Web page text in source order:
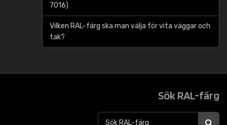
7016)
Vilken RAL-färg ska man välja för vita väggar och
tak?
Sök RAL-färg